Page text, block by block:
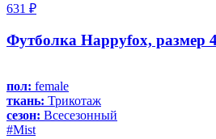
631 ₽
Футболка Happyfox, размер
пол: female
ткань: Трикотаж
сезон: Всесезонный
#Mist